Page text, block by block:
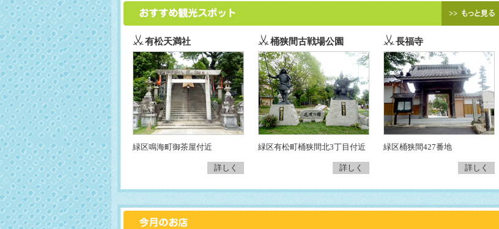
有松天満社
緑区鳴海町御茶屋付近
詳しく
桶狭間古戦場公園
緑区有松町桶狭間北3丁目付近
詳しく
長福寺
緑区桶狭間427番地
詳しく